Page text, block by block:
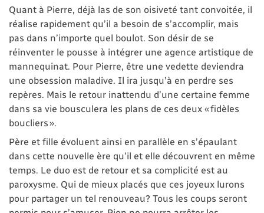
Quant à Pierre, déjà las de son oisiveté tant convoitée, il
réalise rapidement qu’il a besoin de s’accomplir, mais
pas dans n’importe quel boulot. Son désir de se
réinventer le pousse à intégrer une agence artistique de
mannequinat. Pour Pierre, être une vedette deviendra
une obsession maladive. Il ira jusqu’à en perdre ses
repères. Mais le retour inattendu d’une certaine femme
dans sa vie bousculera les plans de ces deux « fidèles
boucliers ».
Père et fille évoluent ainsi en parallèle en s’épaulant
dans cette nouvelle ère qu’il et elle découvrent en même
temps. Le duo est de retour et sa complicité est au
paroxysme. Qui de mieux placés que ces joyeux lurons
pour partager un tel renouveau? Tous les coups seront